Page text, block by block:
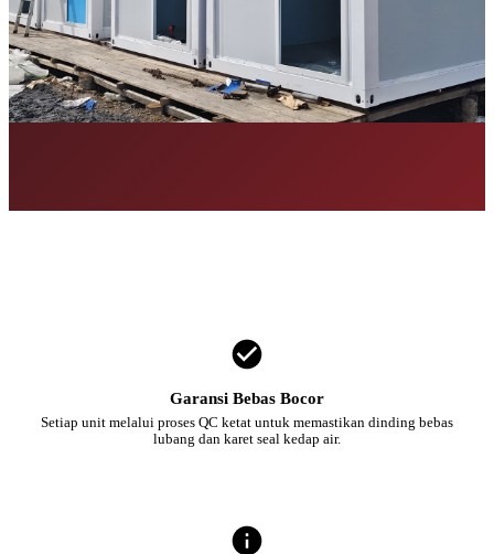
Garansi Bebas Bocor
Setiap unit melalui proses QC ketat untuk memastikan dinding bebas
lubang dan karet seal kedap air.